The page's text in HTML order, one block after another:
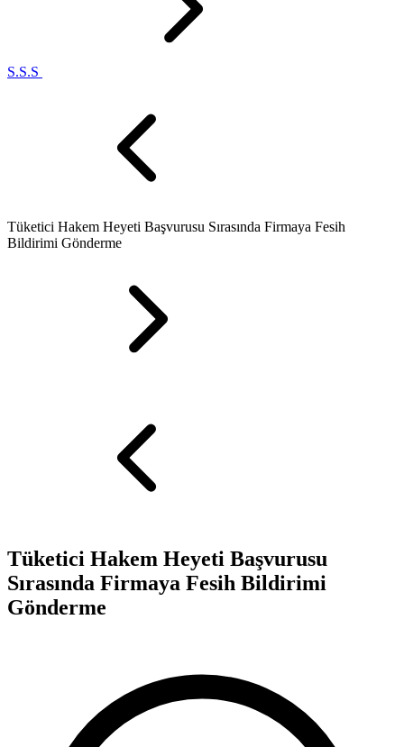
S.S.S
Tüketici Hakem Heyeti Başvurusu Sırasında Firmaya Fesih
Bildirimi Gönderme
Tüketici Hakem Heyeti Başvurusu
Sırasında Firmaya Fesih Bildirimi
Gönderme